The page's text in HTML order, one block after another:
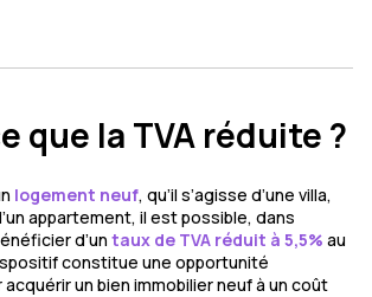
que la TVA réduite ?
logement neuf, qu’il s’agisse d’une villa,
appartement, il est possible, dans
d’un taux de TVA réduit à 5,5% au
constitue une opportunité
un bien immobilier neuf à un coût